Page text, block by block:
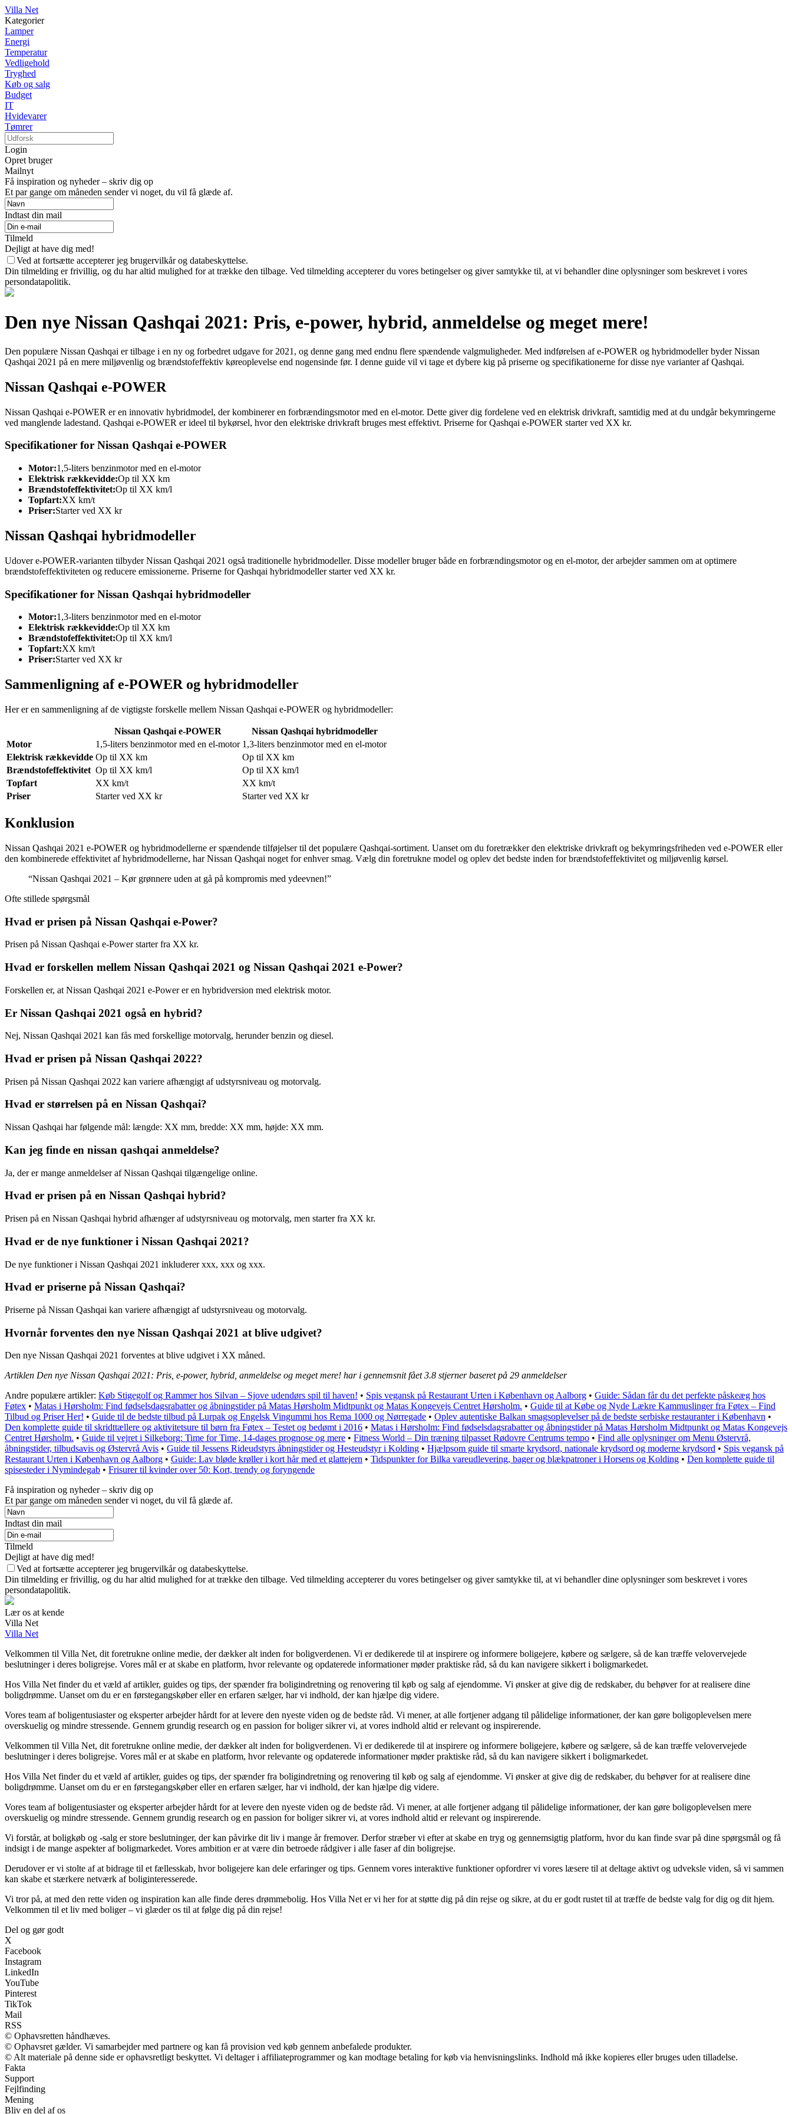
Villa Net
Kategorier
Lamper
Energi
Temperatur
Vedligehold
Tryghed
Køb og salg
Budget
IT
Hvidevarer
Tømrer
Login
Opret bruger
Mailnyt
Få inspiration og nyheder – skriv dig op
Et par gange om måneden sender vi noget, du vil få glæde af.
Indtast din mail
Tilmeld
Dejligt at have dig med!
Ved at fortsætte accepterer jeg brugervilkår og databeskyttelse.
Din tilmelding er frivillig, og du har altid mulighed for at trække den tilbage. Ved tilmelding accepterer du vores betingelser og giver samtykke til, at vi behandler dine oplysninger som beskrevet i vores
persondatapolitik.
Den nye Nissan Qashqai 2021: Pris, e-power, hybrid, anmeldelse og meget mere!
Den populære Nissan Qashqai er tilbage i en ny og forbedret udgave for 2021, og denne gang med endnu flere spændende valgmuligheder. Med indførelsen af e-POWER og hybridmodeller byder Nissan
Qashqai 2021 på en mere miljøvenlig og brændstofeffektiv køreoplevelse end nogensinde før. I denne guide vil vi tage et dybere kig på priserne og specifikationerne for disse nye varianter af Qashqai.
Nissan Qashqai e-POWER
Nissan Qashqai e-POWER er en innovativ hybridmodel, der kombinerer en forbrændingsmotor med en el-motor. Dette giver dig fordelene ved en elektrisk drivkraft, samtidig med at du undgår bekymringerne
ved manglende ladestand. Qashqai e-POWER er ideel til bykørsel, hvor den elektriske drivkraft bruges mest effektivt. Priserne for Qashqai e-POWER starter ved XX kr.
Specifikationer for Nissan Qashqai e-POWER
Motor:1,5-liters benzinmotor med en el-motor
Elektrisk rækkevidde:Op til XX km
Brændstofeffektivitet:Op til XX km/l
Topfart:XX km/t
Priser:Starter ved XX kr
Nissan Qashqai hybridmodeller
Udover e-POWER-varianten tilbyder Nissan Qashqai 2021 også traditionelle hybridmodeller. Disse modeller bruger både en forbrændingsmotor og en el-motor, der arbejder sammen om at optimere
brændstofeffektiviteten og reducere emissionerne. Priserne for Qashqai hybridmodeller starter ved XX kr.
Specifikationer for Nissan Qashqai hybridmodeller
Motor:1,3-liters benzinmotor med en el-motor
Elektrisk rækkevidde:Op til XX km
Brændstofeffektivitet:Op til XX km/l
Topfart:XX km/t
Priser:Starter ved XX kr
Sammenligning af e-POWER og hybridmodeller
Her er en sammenligning af de vigtigste forskelle mellem Nissan Qashqai e-POWER og hybridmodeller:
Nissan Qashqai e-POWER
Nissan Qashqai hybridmodeller
Motor
1,5-liters benzinmotor med en el-motor 1,3-liters benzinmotor med en el-motor
Elektrisk rækkevidde Op til XX km
Op til XX km
Brændstofeffektivitet Op til XX km/l
Op til XX km/l
Topfart
XX km/t
XX km/t
Priser
Starter ved XX kr Starter ved XX kr
Konklusion
Nissan Qashqai 2021 e-POWER og hybridmodellerne er spændende tilføjelser til det populære Qashqai-sortiment. Uanset om du foretrækker den elektriske drivkraft og bekymringsfriheden ved e-POWER eller
den kombinerede effektivitet af hybridmodellerne, har Nissan Qashqai noget for enhver smag. Vælg din foretrukne model og oplev det bedste inden for brændstofeffektivitet og miljøvenlig kørsel.
“Nissan Qashqai 2021 – Kør grønnere uden at gå på kompromis med ydeevnen!”
Ofte stillede spørgsmål
Hvad er prisen på Nissan Qashqai e-Power?
Prisen på Nissan Qashqai e-Power starter fra XX kr.
Hvad er forskellen mellem Nissan Qashqai 2021 og Nissan Qashqai 2021 e-Power?
Forskellen er, at Nissan Qashqai 2021 e-Power er en hybridversion med elektrisk motor.
Er Nissan Qashqai 2021 også en hybrid?
Nej, Nissan Qashqai 2021 kan fås med forskellige motorvalg, herunder benzin og diesel.
Hvad er prisen på Nissan Qashqai 2022?
Prisen på Nissan Qashqai 2022 kan variere afhængigt af udstyrsniveau og motorvalg.
Hvad er størrelsen på en Nissan Qashqai?
Nissan Qashqai har følgende mål: længde: XX mm, bredde: XX mm, højde: XX mm.
Kan jeg finde en nissan qashqai anmeldelse?
Ja, der er mange anmeldelser af Nissan Qashqai tilgængelige online.
Hvad er prisen på en Nissan Qashqai hybrid?
Prisen på en Nissan Qashqai hybrid afhænger af udstyrsniveau og motorvalg, men starter fra XX kr.
Hvad er de nye funktioner i Nissan Qashqai 2021?
De nye funktioner i Nissan Qashqai 2021 inkluderer xxx, xxx og xxx.
Hvad er priserne på Nissan Qashqai?
Priserne på Nissan Qashqai kan variere afhængigt af udstyrsniveau og motorvalg.
Hvornår forventes den nye Nissan Qashqai 2021 at blive udgivet?
Den nye Nissan Qashqai 2021 forventes at blive udgivet i XX måned.
Artiklen Den nye Nissan Qashqai 2021: Pris, e-power, hybrid, anmeldelse og meget mere! har i gennemsnit fået3.8 stjerner baseret på 29 anmeldelser
Andre populære artikler: Køb Stigegolf og Rammer hos Silvan – Sjove udendørs spil til haven! • Spis vegansk på Restaurant Urten i København og Aalborg • Guide: Sådan får du det perfekte påskeæg hos
Føtex • Matas i Hørsholm: Find fødselsdagsrabatter og åbningstider på Matas Hørsholm Midtpunkt og Matas Kongevejs Centret Hørsholm. • Guide til at Købe og Nyde Lækre Kammuslinger fra Føtex – Find
Tilbud og Priser Her! • Guide til de bedste tilbud på Lurpak og Engelsk Vingummi hos Rema 1000 og Nørregade • Oplev autentiske Balkan smagsoplevelser på de bedste serbiske restauranter i København •
Den komplette guide til skridttællere og aktivitetsure til børn fra Føtex – Testet og bedømt i 2016 • Matas i Hørsholm: Find fødselsdagsrabatter og åbningstider på Matas Hørsholm Midtpunkt og Matas Kongevejs
Centret Hørsholm. • Guide til vejret i Silkeborg: Time for Time, 14-dages prognose og mere • Fitness World – Din træning tilpasset Rødovre Centrums tempo • Find alle oplysninger om Menu Østervrå,
åbningstider, tilbudsavis og Østervrå Avis • Guide til Jessens Rideudstyrs åbningstider og Hesteudstyr i Kolding • Hjælpsom guide til smarte krydsord, nationale krydsord og moderne krydsord • Spis vegansk på
Restaurant Urten i København og Aalborg • Guide: Lav bløde krøller i kort hår med et glattejern • Tidspunkter for Bilka vareudlevering, bager og blækpatroner i Horsens og Kolding • Den komplette guide til
spisesteder i Nymindegab • Frisurer til kvinder over 50: Kort, trendy og foryngende
Få inspiration og nyheder – skriv dig op
Et par gange om måneden sender vi noget, du vil få glæde af.
Indtast din mail
Tilmeld
Dejligt at have dig med!
Ved at fortsætte accepterer jeg brugervilkår og databeskyttelse.
Din tilmelding er frivillig, og du har altid mulighed for at trække den tilbage. Ved tilmelding accepterer du vores betingelser og giver samtykke til, at vi behandler dine oplysninger som beskrevet i vores
persondatapolitik.
Lær os at kende
Villa Net
Villa Net
Velkommen til Villa Net, dit foretrukne online medie, der dækker alt inden for boligverdenen. Vi er dedikerede til at inspirere og informere boligejere, købere og sælgere, så de kan træffe velovervejede
beslutninger i deres boligrejse. Vores mål er at skabe en platform, hvor relevante og opdaterede informationer møder praktiske råd, så du kan navigere sikkert i boligmarkedet.
Hos Villa Net finder du et væld af artikler, guides og tips, der spænder fra boligindretning og renovering til køb og salg af ejendomme. Vi ønsker at give dig de redskaber, du behøver for at realisere dine
boligdrømme. Uanset om du er en førstegangskøber eller en erfaren sælger, har vi indhold, der kan hjælpe dig videre.
Vores team af boligentusiaster og eksperter arbejder hårdt for at levere den nyeste viden og de bedste råd. Vi mener, at alle fortjener adgang til pålidelige informationer, der kan gøre boligoplevelsen mere
overskuelig og mindre stressende. Gennem grundig research og en passion for boliger sikrer vi, at vores indhold altid er relevant og inspirerende.
Velkommen til Villa Net, dit foretrukne online medie, der dækker alt inden for boligverdenen. Vi er dedikerede til at inspirere og informere boligejere, købere og sælgere, så de kan træffe velovervejede
beslutninger i deres boligrejse. Vores mål er at skabe en platform, hvor relevante og opdaterede informationer møder praktiske råd, så du kan navigere sikkert i boligmarkedet.
Hos Villa Net finder du et væld af artikler, guides og tips, der spænder fra boligindretning og renovering til køb og salg af ejendomme. Vi ønsker at give dig de redskaber, du behøver for at realisere dine
boligdrømme. Uanset om du er en førstegangskøber eller en erfaren sælger, har vi indhold, der kan hjælpe dig videre.
Vores team af boligentusiaster og eksperter arbejder hårdt for at levere den nyeste viden og de bedste råd. Vi mener, at alle fortjener adgang til pålidelige informationer, der kan gøre boligoplevelsen mere
overskuelig og mindre stressende. Gennem grundig research og en passion for boliger sikrer vi, at vores indhold altid er relevant og inspirerende.
Vi forstår, at boligkøb og -salg er store beslutninger, der kan påvirke dit liv i mange år fremover. Derfor stræber vi efter at skabe en tryg og gennemsigtig platform, hvor du kan finde svar på dine spørgsmål og få
indsigt i de mange aspekter af boligmarkedet. Vores ambition er at være din betroede rådgiver i alle faser af din boligrejse.
Derudover er vi stolte af at bidrage til et fællesskab, hvor boligejere kan dele erfaringer og tips. Gennem vores interaktive funktioner opfordrer vi vores læsere til at deltage aktivt og udveksle viden, så vi sammen
kan skabe et stærkere netværk af boliginteresserede.
Vi tror på, at med den rette viden og inspiration kan alle finde deres drømmebolig. Hos Villa Net er vi her for at støtte dig på din rejse og sikre, at du er godt rustet til at træffe de bedste valg for dig og dit hjem.
Velkommen til et liv med boliger – vi glæder os til at følge dig på din rejse!
Del og gør godt
X
Facebook
Instagram
LinkedIn
YouTube
Pinterest
TikTok
Mail
RSS
© Ophavsretten håndhæves.
© Ophavsret gælder. Vi samarbejder med partnere og kan få provision ved køb gennem anbefalede produkter.
© Alt materiale på denne side er ophavsretligt beskyttet. Vi deltager i affiliateprogrammer og kan modtage betaling for køb via henvisningslinks. Indhold må ikke kopieres eller bruges uden tilladelse.
Fakta
Support
Fejlfinding
Mening
Bliv en del af os